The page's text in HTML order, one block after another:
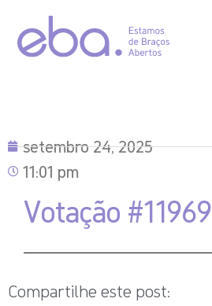
setembro 24, 2025
11:01 pm
Votação #11969
Compartilhe este post: